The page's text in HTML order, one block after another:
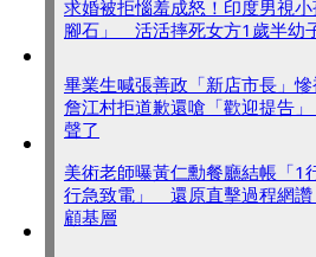
求婚被拒惱羞成怒！印度男視
腳石」 活活摔死女方1歲半幼
畢業生喊張善政「新店市長」慘
詹江村拒道歉還嗆「歡迎提告
聲了
美術老師曝黃仁勳餐廳結帳「1
行急致電」 還原直擊過程網讚
顧基層